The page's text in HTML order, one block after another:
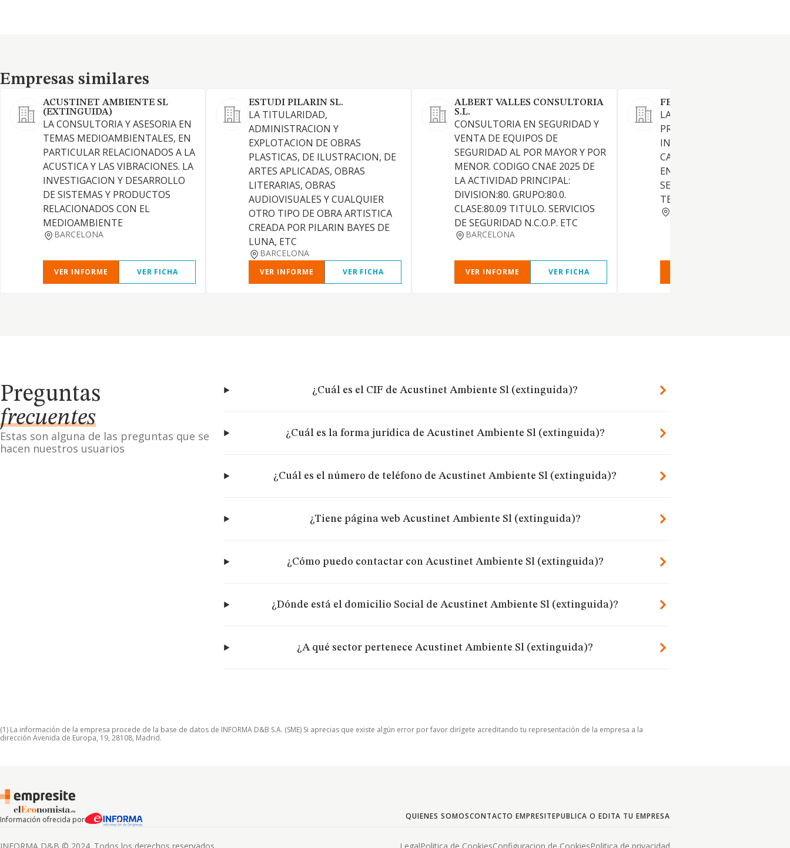
Empresas similares
Empresas similares
ACUSTINET AMBIENTE SL
(EXTINGUIDA)
LA CONSULTORIA Y ASESORIA EN
TEMAS MEDIOAMBIENTALES, EN
PARTICULAR RELACIONADOS A LA
ACUSTICA Y LAS VIBRACIONES. LA
INVESTIGACION Y DESARROLLO
DE SISTEMAS Y PRODUCTOS
RELACIONADOS CON EL
MEDIOAMBIENTE
BARCELONA
VER INFORME VER FICHA
ESTUDI PILARIN SL.
LA TITULARIDAD,
ADMINISTRACION Y
EXPLOTACION DE OBRAS
PLASTICAS, DE ILUSTRACION, DE
ARTES APLICADAS, OBRAS
LITERARIAS, OBRAS
AUDIOVISUALES Y CUALQUIER
OTRO TIPO DE OBRA ARTISTICA
CREADA POR PILARIN BAYES DE
LUNA, ETC
BARCELONA
VER INFORME VER FICHA
ALBERT VALLES CONSULTORIA
S.L.
CONSULTORIA EN SEGURIDAD Y
VENTA DE EQUIPOS DE
SEGURIDAD AL POR MAYOR Y POR
MENOR. CODIGO CNAE 2025 DE
LA ACTIVIDAD PRINCIPAL:
DIVISION:80. GRUPO:80.0.
CLASE:80.09 TITULO. SERVICIOS
DE SEGURIDAD N.C.O.P. ETC
BARCELONA
VER INFORME VER FICHA
FENT TIC S.L.
LA INTERMEDIACION EN LA
PRESTACION DE SERVICIOS
INGENIERIA Y INGENIERIA DE
CAMPO EN TECNOLOGIA I
ENERGIA. LA PRESTACION DE
SERVICIOS DE CONSULTORIA
TECNOLOGICA I
Preguntas
frecuentes
Estas son alguna de las preguntas que se
hacen nuestros usuarios
¿Cuál es el CIF de Acustinet Ambiente Sl (extinguida)?
¿Cuál es la forma jurídica de Acustinet Ambiente Sl (extinguida)?
¿Cuál es el número de teléfono de Acustinet Ambiente Sl (extinguida)?
¿Tiene página web Acustinet Ambiente Sl (extinguida)?
¿Cómo puedo contactar con Acustinet Ambiente Sl (extinguida)?
¿Dónde está el domicilio Social de Acustinet Ambiente Sl (extinguida)?
¿A qué sector pertenece Acustinet Ambiente Sl (extinguida)?
(1) La información de la empresa procede de la base de datos de INFORMA D&B S.A. (SME) Si aprecias que existe algún error por favor dirígete acreditando tu representación de la empresa a la
dirección Avenida de Europa, 19, 28108, Madrid.
Información ofrecida por QUIENES SOMOSCONTACTO EMPRESITEPUBLICA O EDITA TU EMPRESA